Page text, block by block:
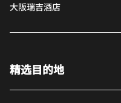
大阪瑞吉酒店
精选目的地